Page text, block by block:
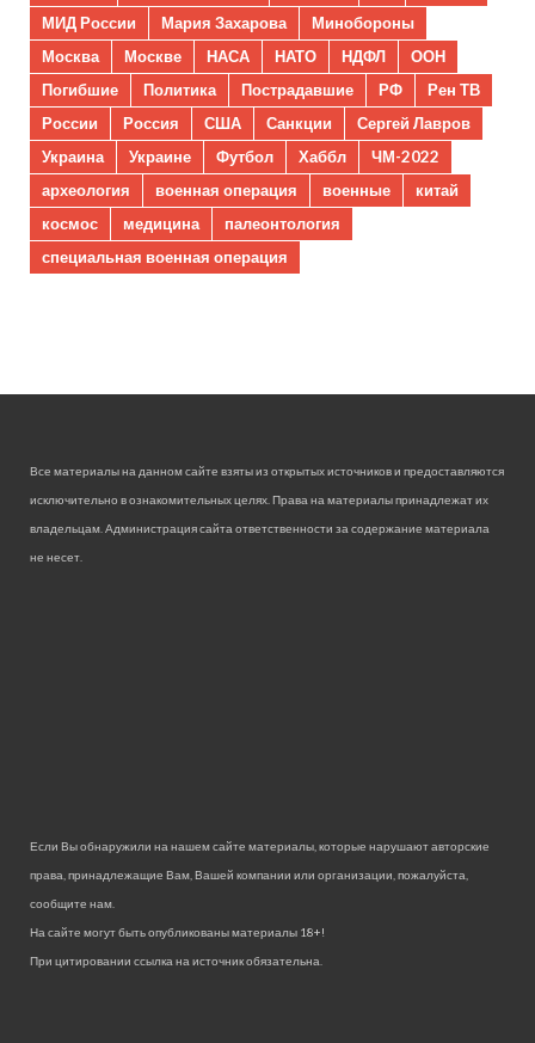
МИД России
Мария Захарова
Минобороны
Москва
Москве НАСА НАТО НДФЛ
ООН
Погибшие
Политика Пострадавшие РФ
Рен ТВ
России
Россия США Санкции
Сергей Лавров
Украина
Украине Футбол Хаббл
ЧМ-2022
археология
военная операция военные
китай
космос
медицина
палеонтология
специальная военная операция
Все материалы на данном сайте взяты из открытых источников и предоставляются
исключительно в ознакомительных целях. Права на материалы принадлежат их
владельцам. Администрация сайта ответственности за содержание материала
не несет.
Если Вы обнаружили на нашем сайте материалы, которые нарушают авторские
права, принадлежащие Вам, Вашей компании или организации, пожалуйста,
сообщите нам.
На сайте могут быть опубликованы материалы 18+!
При цитировании ссылка на источник обязательна.